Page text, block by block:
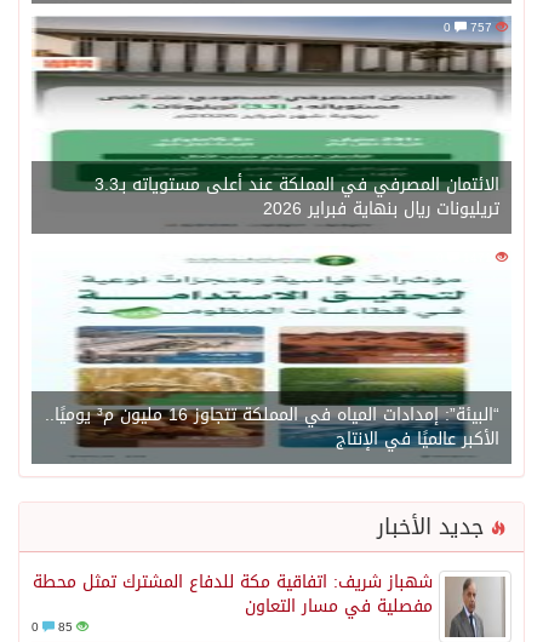
757
0
الائتمان المصرفي في المملكة عند أعلى مستوياته بـ3.3
تريليونات ريال بنهاية فبراير 2026
1471
“البيئة”: إمدادات المياه في المملكة تتجاوز 16 مليون م³ يوميًا..
الأكبر عالميًا في الإنتاج
جديد الأخبار
شهباز شريف: اتفاقية مكة للدفاع المشترك تمثل محطة
مفصلية في مسار التعاون
85